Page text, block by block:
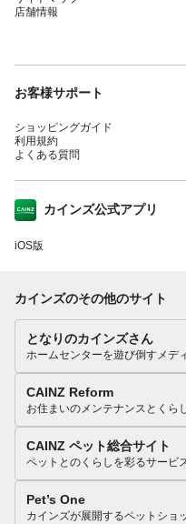
店舗情報
お客様サポート
ショッピングガイド
利用規約
よくある質問
カインズ公式アプリ
iOS版
カインズのその他のサイト
となりのカインズさん
ホームセンターを遊び倒すメデ
CAINZ Reform
お住まいのメンテナンスとくら
CAINZ ペット総合サイト
ペットとのくらしを彩るサービ
Pet’s One
カインズが展開するペットショ